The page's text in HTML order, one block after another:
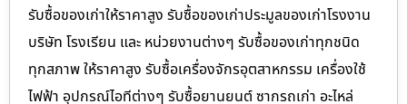
รับซื้อของเก่าให้ราคาสูง รับซื้อของเก่าประมูลของเก่าโรงงาน
บริษัท โรงเรียน และ หน่วยงานต่างๆ รับซื้อของเก่าทุกชนิด
ทุกสภาพ ให้ราคาสูง รับซื้อเครื่องจักรอุตสาหกรรม เครื่องใช้
ไฟฟ้า อุปกรณ์ไอทีต่างๆ รับซื้อยานยนต์ ซากรถเก่า อะไหล่